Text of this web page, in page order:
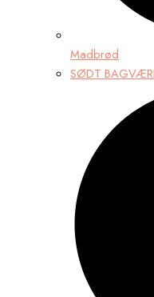
Madbrød
SØDT